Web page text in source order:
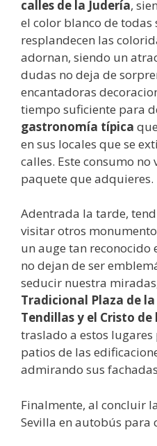
calles de la Judería,
el color blanco de todas
resplandecen las
adornan, siendo un
dudas no deja de
encantadoras
tiempo suficiente para
gastronomía típica
en sus locales que se
calles. Este consumo no
paquete que adquieres.
Adentrada la tarde,
visitar otros
un auge tan reconocido
no dejan de ser
seducir nuestra
Tradicional Plaza de
Tendillas y el Cristo de
traslado a estos
patios de las
admirando sus
Finalmente, al concluir
Sevilla en autobús para